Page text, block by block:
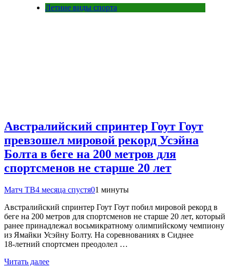
Летние виды спорта
Австралийский спринтер Гоут Гоут
превзошел мировой рекорд Усэйна
Болта в беге на 200 метров для
спортсменов не старше 20 лет
Матч ТВ4 месяца спустя01 минуты
Австралийский спринтер Гоут Гоут побил мировой рекорд в
беге на 200 метров для спортсменов не старше 20 лет, который
ранее принадлежал восьмикратному олимпийскому чемпиону
из Ямайки Усэйну Болту. На соревнованиях в Сиднее
18‑летний спортсмен преодолел …
Читать далее